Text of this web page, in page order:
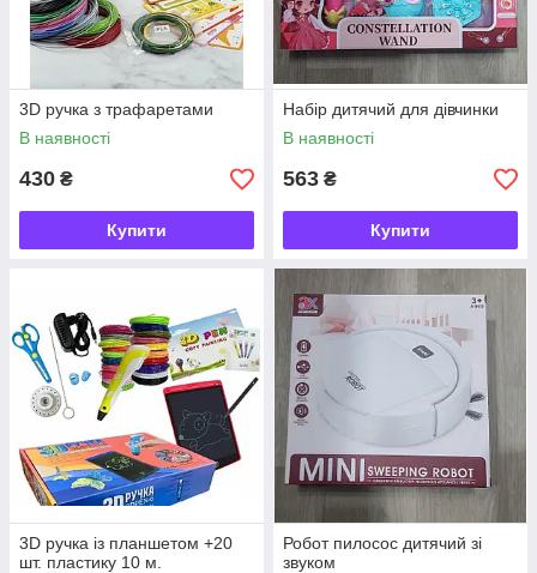
3D ручка з трафаретами
В наявності
430 ₴
Купити
Набір дитячий для дівчинки
В наявності
563 ₴
Купити
3D ручка із планшетом +20
шт. пластику 10 м.
Робот пилосос дитячий зі
звуком